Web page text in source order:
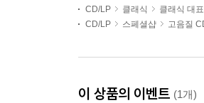
CD/LP
클래식 클래식 대
CD/LP
스페셜샵 고음질
이 상품의 이벤트 (1개)